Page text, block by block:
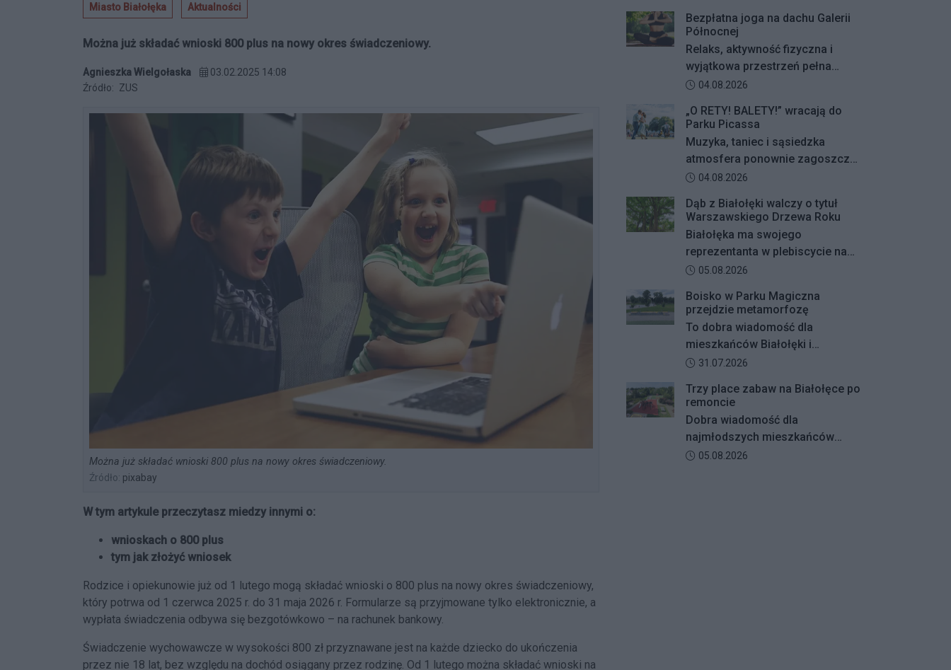
Miasto Białołęka Aktualności
Można już składać wnioski 800 plus na nowy okres świadczeniowy.
Agnieszka Wielgołaska
03.02.2025 14:08
Źródło: ZUS
Można już składać wnioski 800 plus na nowy okres świadczeniowy.
Źródło: pixabay
W tym artykule przeczytasz miedzy innymi o:
wnioskach o 800 plus
tym jak złożyć wniosek
Rodzice i opiekunowie już od 1 lutego mogą składać wnioski o 800 plus na nowy okres świadczeniowy,
który potrwa od 1 czerwca 2025 r. do 31 maja 2026 r. Formularze są przyjmowane tylko elektronicznie, a
wypłata świadczenia odbywa się bezgotówkowo – na rachunek bankowy.
Świadczenie wychowawcze w wysokości 800 zł przyznawane jest na każde dziecko do ukończenia
przez nie 18 lat, bez względu na dochód osiągany przez rodzinę. Od 1 lutego można składać wnioski na
Bezpłatna joga na dachu Galerii
Północnej
Relaks, aktywność fizyczna i
wyjątkowa przestrzeń pełna
zieleni – Galeria Północna wraz z
zapraszają mieszkańców na
Data dodania artykułu:
04.08.2026
„O RETY! BALETY!” wracają do
Parku Picassa
Muzyka, taniec i sąsiedzka
atmosfera ponownie zagoszczą
w Parku Picassa. Już 7 sierpnia
plenerowych potańcówek „O
RETY! BALETY!
Data dodania artykułu:
04.08.2026
Dąb z Białołęki walczy o tytuł
Warszawskiego Drzewa Roku
Białołęka ma swojego
reprezentanta w plebiscycie na
Warszawskie Drzewo Roku. Do
zakwalifikował się okazały dąb
szypułkowy rosnący przy ul.
zadecydują głosy mieszkańców.
Data dodania artykułu:
05.08.2026
Boisko w Parku Magiczna
przejdzie metamorfozę
To dobra wiadomość dla
mieszkańców Białołęki i
miłośników aktywnego
wielofunkcyjne w Parku Magiczna
Data dodania artykułu:
31.07.2026
Trzy place zabaw na Białołęce po
remoncie
Dobra wiadomość dla
najmłodszych mieszkańców
Białołęki i ich rodziców.
Data dodania artykułu:
05.08.2026